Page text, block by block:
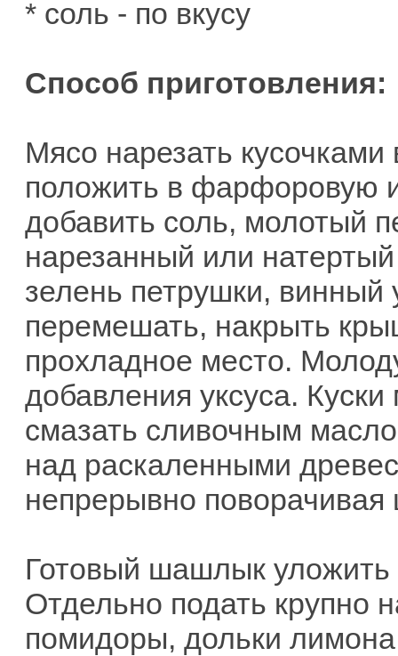
* соль - по вкусу
Способ приготовления:
Мясо нарезать
положить в фарфоровую
добавить соль, молотый
нарезанный или
зелень петрушки, винный
перемешать, накрыть
прохладное место.
добавления уксуса.
смазать сливочным
над раскаленными
непрерывно
Готовый шашлык уложить
Отдельно подать крупно
помидоры, дольки